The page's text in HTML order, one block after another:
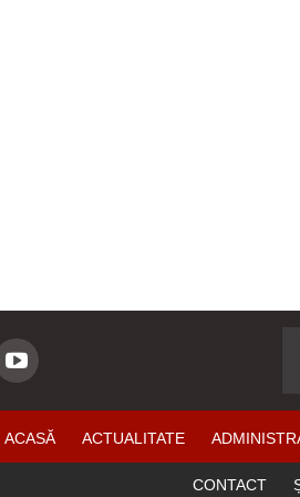
ACASĂ ACTUALITATE
CONTACT